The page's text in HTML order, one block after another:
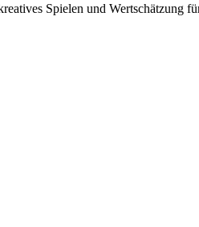
Spielen und Wertschätzung